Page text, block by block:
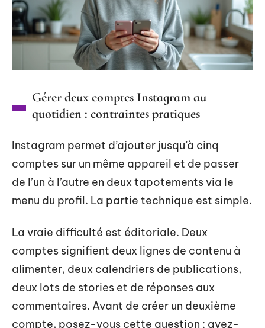
Gérer deux comptes Instagram au
quotidien : contraintes pratiques
Instagram permet d’ajouter jusqu’à cinq
comptes sur un même appareil et de passer
de l’un à l’autre en deux tapotements via le
menu du profil. La partie technique est simple.
La vraie difficulté est éditoriale. Deux
comptes signifient deux lignes de contenu à
alimenter, deux calendriers de publications,
deux lots de stories et de réponses aux
commentaires. Avant de créer un deuxième
compte, posez-vous cette question : avez-